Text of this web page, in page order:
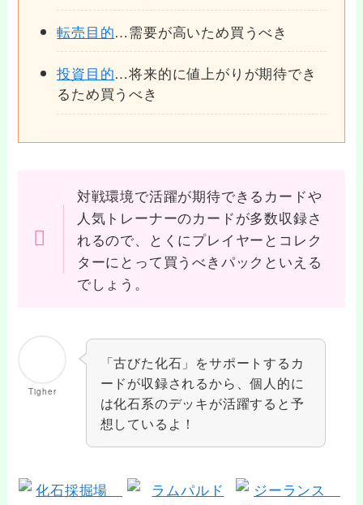
転売目的…需要が高いため買うべき
投資目的…将来的に値上がりが期待でき
るため買うべき
対戦環境で活躍が期待できるカードや
人気トレーナーのカードが多数収録さ
れるので、とくにプレイヤーとコレク
ターにとって買うべきパックといえる
でしょう。
Tigher
「古びた化石」をサポートするカ
ードが収録されるから、個人的に
は化石系のデッキが活躍すると予
想しているよ！